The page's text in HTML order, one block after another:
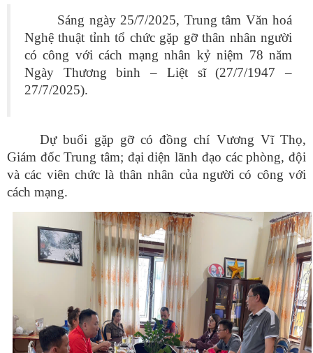
Sáng ngày 25/7/2025, Trung tâm Văn hoá
Nghệ thuật tỉnh tổ chức gặp gỡ thân nhân người
có công với cách mạng nhân kỷ niệm 78 năm
Ngày Thương binh – Liệt sĩ (27/7/1947 –
27/7/2025).
Dự buổi gặp gỡ có đồng chí Vương Vĩ Thọ,
Giám đốc Trung tâm; đại diện lãnh đạo các phòng, đội
và các viên chức là thân nhân của người có công với
cách mạng.